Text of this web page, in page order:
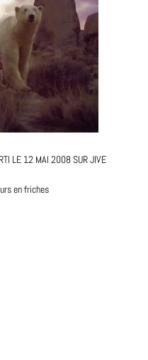
LE 12 MAI 2008 SUR JIVE
en friches